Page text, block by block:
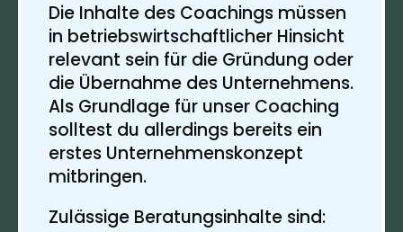
Die Inhalte des Coachings müssen
in betriebswirtschaftlicher Hinsicht
relevant sein für die Gründung oder
die Übernahme des Unternehmens.
Als Grundlage für unser Coaching
solltest du allerdings bereits ein
erstes Unternehmenskonzept
mitbringen.
Zulässige Beratungsinhalte sind: